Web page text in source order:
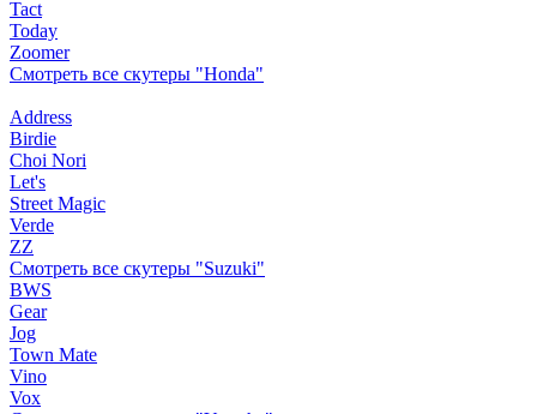
Tact
Today
Zoomer
Смотреть все скутеры "Honda"
Address
Birdie
Choi Nori
Let's
Street Magic
Verde
ZZ
Смотреть все скутеры "Suzuki"
BWS
Gear
Jog
Town Mate
Vino
Vox